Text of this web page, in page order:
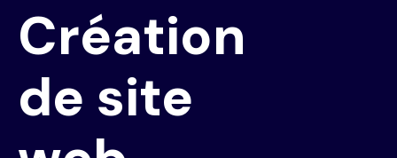
Création
de site